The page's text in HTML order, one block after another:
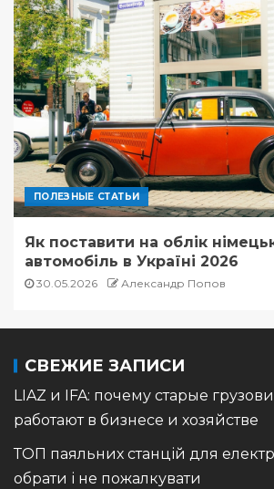
ПОЛЕЗНЫЕ СТАТЬИ
Як поставити на облік
автомобіль в Україні 2026
30.05.2026 Александр Попов
СВЕЖИЕ ЗАПИСИ
LIAZ и IFA: почему старые
работают в бизнесе и хозяйстве
ТОП паяльних станцій для
обрати і не пожалкувати